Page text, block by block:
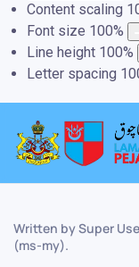
Content scaling
Font size 100%
Line height 100%
Letter spacing
Written by Super
(ms-my).